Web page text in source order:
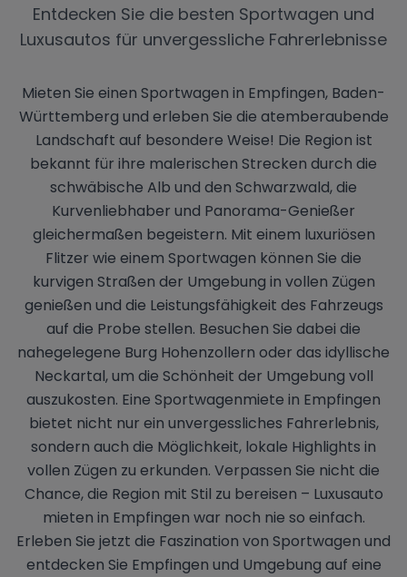
Entdecken Sie die besten Sportwagen und
Luxusautos für unvergessliche Fahrerlebnisse
Mieten Sie einen Sportwagen in Empfingen, Baden-
Württemberg und erleben Sie die atemberaubende
Landschaft auf besondere Weise! Die Region ist
bekannt für ihre malerischen Strecken durch die
schwäbische Alb und den Schwarzwald, die
Kurvenliebhaber und Panorama-Genießer
gleichermaßen begeistern. Mit einem luxuriösen
Flitzer wie einem Sportwagen können Sie die
kurvigen Straßen der Umgebung in vollen Zügen
genießen und die Leistungsfähigkeit des Fahrzeugs
auf die Probe stellen. Besuchen Sie dabei die
nahegelegene Burg Hohenzollern oder das idyllische
Neckartal, um die Schönheit der Umgebung voll
auszukosten. Eine Sportwagenmiete in Empfingen
bietet nicht nur ein unvergessliches Fahrerlebnis,
sondern auch die Möglichkeit, lokale Highlights in
vollen Zügen zu erkunden. Verpassen Sie nicht die
Chance, die Region mit Stil zu bereisen – Luxusauto
mieten in Empfingen war noch nie so einfach.
Erleben Sie jetzt die Faszination von Sportwagen und
entdecken Sie Empfingen und Umgebung auf eine